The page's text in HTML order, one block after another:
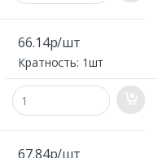
66.14р/шт
Кратность: 1шт
67.84р/шт